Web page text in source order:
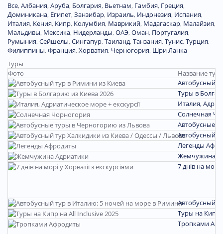
Все,Албания,Аруба, Болгария, Вьетнам, Гамбия, Греция,
Доминиканa, Египет,Занзибар, Израиль, Индонезия, Испания,
Италия, Кения, Кипр, Колумбия, Маврикий, Мадагаскар, Малайзия,
Мальдивы, Мексика, Нидерланды,ОАЭ,Оман, Португалия,
Румыния,Сейшелы,Сингапур,Таиланд,Танзания,Тунис,Турция,
Филиппины,Франция,Хорватия, Черногория, Шри Ланка
Туры
Фото
Название тура
Автобусный
Туры в
Италия,
Солнечная
Автобусные
Автобусный
Легенды
Жемчужина
7 днів на морі
Автобусный
Туры на Кипр
Тропками